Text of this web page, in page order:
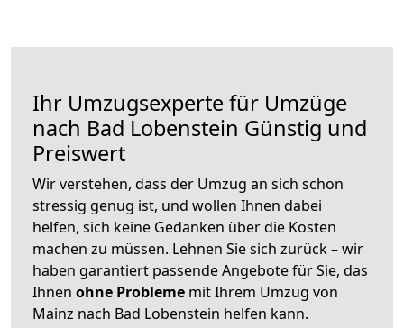
Ihr Umzugsexperte für Umzüge
nach Bad Lobenstein Günstig und
Preiswert
Wir verstehen, dass der Umzug an sich schon
stressig genug ist, und wollen Ihnen dabei
helfen, sich keine Gedanken über die Kosten
machen zu müssen. Lehnen Sie sich zurück – wir
haben garantiert passende Angebote für Sie, das
Ihnen ohne Probleme mit Ihrem Umzug von
Mainz nach Bad Lobenstein helfen kann.